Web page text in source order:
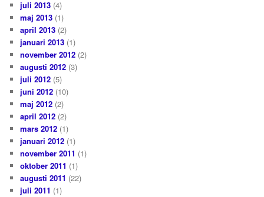
juli 2013 (4)
maj 2013 (1)
april 2013 (2)
januari 2013 (1)
november 2012 (2)
augusti 2012 (3)
juli 2012 (5)
juni 2012 (10)
maj 2012 (2)
april 2012 (2)
mars 2012 (1)
januari 2012 (1)
november 2011 (1)
oktober 2011 (1)
augusti 2011 (22)
juli 2011 (1)